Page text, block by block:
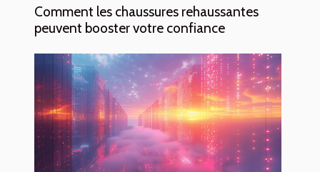
Comment les chaussures rehaussantes
peuvent booster votre confiance